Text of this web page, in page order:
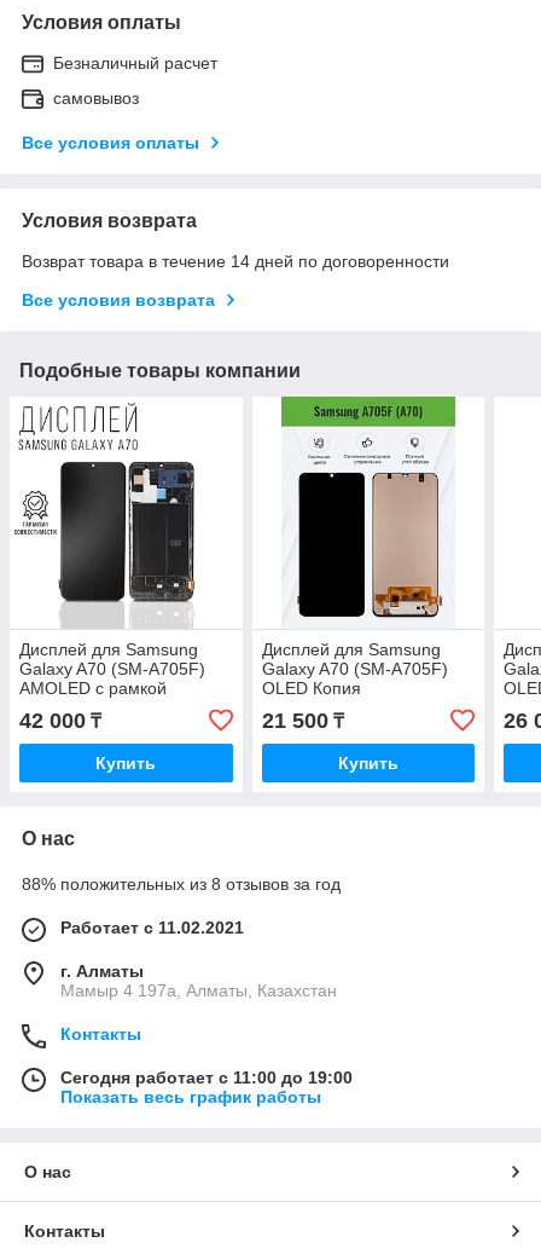
Условия оплаты
Безналичный расчет
самовывоз
Все условия оплаты
Условия возврата
Возврат товара в течение 14 дней по договоренности
Все условия возврата
Подобные товары компании
Дисплей для Samsung
Galaxy A70 (SM-A705F)
AMOLED с рамкой
оригинал
42 000 ₸
Купить
Дисплей для Samsung
Galaxy A70 (SM-A705F)
OLED Копия
21 500₸
Купить
26
О нас
88% положительных из 8 отзывов за год
Работает с 11.02.2021
г. Алматы
Мамыр 4 197а, Алматы, Казахстан
Контакты
Сегодня работает с 11:00 до 19:00
Показать весь график работы
О нас
Контакты